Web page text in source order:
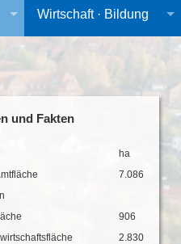
Wirtschaft · Bildung
und Fakten
ha
7.086
906
2.830